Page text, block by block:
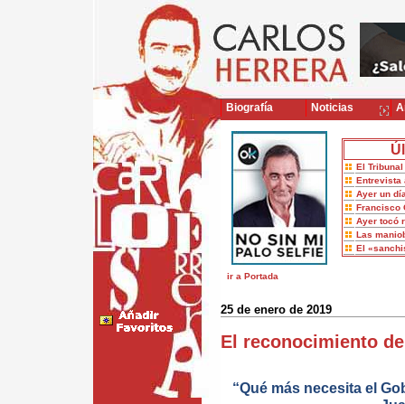
El
Entrevista
Ayer un
Francisco
Ayer tocó
Las
El
ir a Portada
25 de enero de 2019
El reconocimiento
“Qué más necesita el
Biografía Noticias